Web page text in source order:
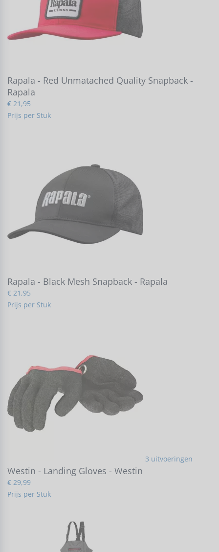
Rapala - Red Unmatached Quality Snapback -
Rapala
€ 21,95
Prijs per Stuk
Rapala - Black Mesh Snapback - Rapala
€ 21,95
Prijs per Stuk
3 uitvoeringen
Westin - Landing Gloves - Westin
€ 29,99
Prijs per Stuk